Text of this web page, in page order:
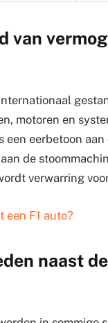
van
motoren en
een eerbetoon
de
verwarring
een F1 auto?
naast